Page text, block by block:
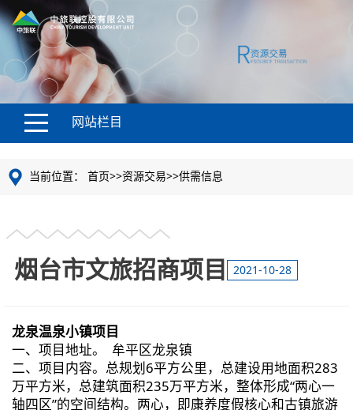
网站栏目
当前位置： 首页>>资源交易>>供需信息
烟台市文旅招商项目 2021-10-28
龙泉温泉小镇项目
一、项目地址。 牟平区龙泉镇
二、项目内容。总规划6平方公里，总建设用地面积283
万平方米，总建筑面积235万平方米，整体形成“两心一
轴四区”的空间结构。两心，即康养度假核心和古镇旅游